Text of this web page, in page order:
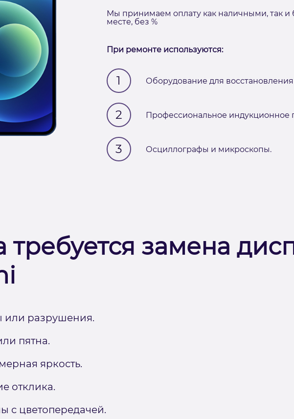
Мы принимаем оплату как наличными, так и
месте, без %
При ремонте используются:
1 Оборудование для
2 Профессиональное индукционное
3 Осциллографы и микроскопы.
требуется замена
разрушения.
пятна.
яркость.
отклика.
с цветопередачей.